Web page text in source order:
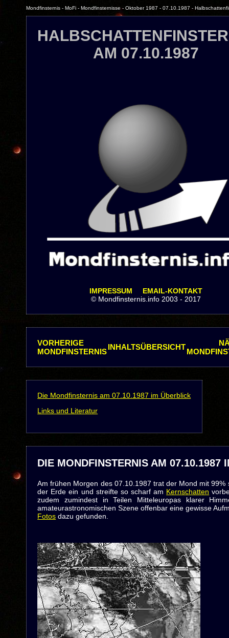
Mondfinsternis - MoFi - Mondfinsternisse - Oktober 1987 - 07.10.1987 -
AM 07.10.1987
IMPRESSUM
EMAIL-KONTAKT
© Mondfinsternis.info 2003 - 2017
VORHERIGE
MONDFINSTERNIS
INHALTSÜBERSICHT
Die Mondfinsternis am 07.10.1987 im Überblick
Links und Literatur
DIE MONDFINSTERNIS AM 07.10.1987
Am frühen Morgen des 07.10.1987 trat der Mond mit
der Erde ein und streifte so scharf am Kernschatten
zudem zumindest in Teilen Mitteleuropas klarer
amateurastronomischen Szene offenbar eine gewisse
Fotos dazu gefunden.